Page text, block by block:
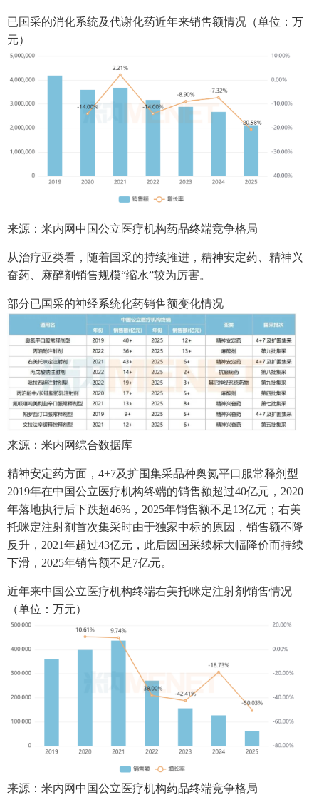
已国采的消化系统及代谢化药近年来销售额情况（单位：万
元）
来源：米内网中国公立医疗机构药品终端竞争格局
从治疗亚类看，随着国采的持续推进，精神安定药、精神兴
奋药、麻醉剂销售规模“缩水”较为厉害。
部分已国采的神经系统化药销售额变化情况
来源：米内网综合数据库
精神安定药方面，4+7及扩围集采品种奥氮平口服常释剂型
2019年在中国公立医疗机构终端的销售额超过40亿元，2020
年落地执行后下跌超46%，2025年销售额不足13亿元；右美
托咪定注射剂首次集采时由于独家中标的原因，销售额不降
反升，2021年超过43亿元，此后因国采续标大幅降价而持续
下滑，2025年销售额不足7亿元。
近年来中国公立医疗机构终端右美托咪定注射剂销售情况
（单位：万元）
来源：米内网中国公立医疗机构药品终端竞争格局